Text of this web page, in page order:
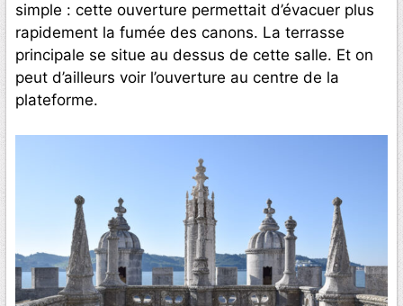
simple : cette ouverture permettait d’évacuer plus
rapidement la fumée des canons. La terrasse
principale se situe au dessus de cette salle. Et on
peut d’ailleurs voir l’ouverture au centre de la
plateforme.